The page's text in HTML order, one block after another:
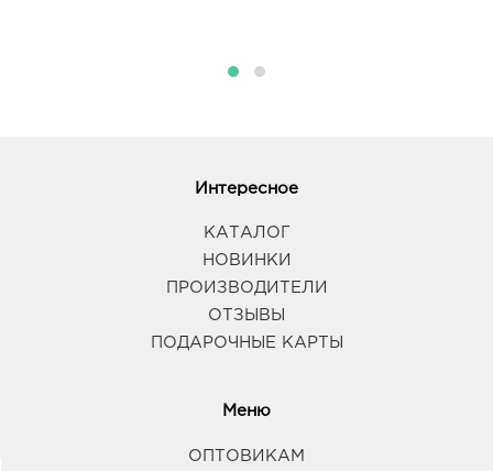
Интересное
КАТАЛОГ
НОВИНКИ
ПРОИЗВОДИТЕЛИ
ОТЗЫВЫ
ПОДАРОЧНЫЕ КАРТЫ
Меню
ОПТОВИКАМ